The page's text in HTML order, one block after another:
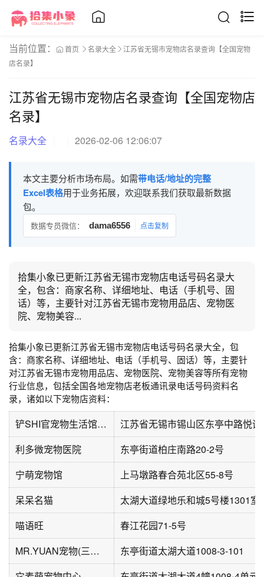
当前位置： 首页 名录大全
江苏省无锡市宠物店名录查询【全国宠物
店名录】
江苏省无锡市宠物店名录查询【全国宠物店
名录】
名录大全 2026-02-06 12:06:07
本文主要分析市场布局。如需带电话/地址的完整
Excel表格用于业务拓展，欢迎联系我们获取最新数据
包。
数据专员微信： dama6556 点击复制
拾集小象已更新江苏省无锡市宠物店电话号码名录大
全，包含：商家名称、详细地址、电话（手机号、固
话）等，主要针对江苏省无锡市宠物用品店、宠物医
院、宠物美容...
拾集小象已更新江苏省无锡市宠物店电话号码名录大全，包
含：商家名称、详细地址、电话（手机号、固话）等，主要针
对江苏省无锡市宠物用品店、宠物医院、宠物美容等所有宠物
行业信息，包括全国各地宠物店老板通讯录电话号码资料名
录，诸如以下宠物店资料：
铲SHI官宠物生活馆(龙湖九墅店)
利多微宠物医院
东亭街道柏庄南路20-2号
宁萌宠物馆
上马墩路春合苑北区55-8号
呆呆名猫
太湖大道绿地乐和城5号楼1301室
喵语旺
春江花园71-5号
MR.YUAN宠物(三盛星悦城店)
东亭街道太湖大道1008-3-101